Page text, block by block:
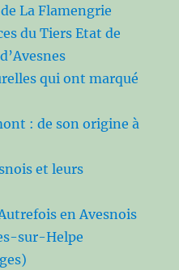
La Flamengrie
du Tiers Etat de
qui ont marqué
: de son origine à
et leurs
en Avesnois
sur-Helpe